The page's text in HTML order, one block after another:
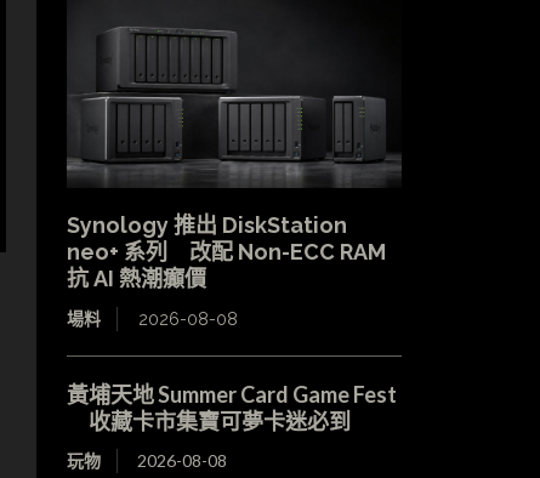
Synology 推出 DiskStation
neo+ 系列 改配 Non-ECC RAM
抗 AI 熱潮癲價
場料 2026-08-08
黃埔天地 Summer Card Game Fest
收藏卡市集寶可夢卡迷必到
玩物 2026-08-08